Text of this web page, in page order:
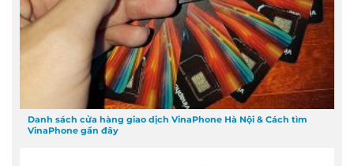
Danh sách cửa hàng giao dịch VinaPhone Hà Nội & Cách tìm
VinaPhone gần đây